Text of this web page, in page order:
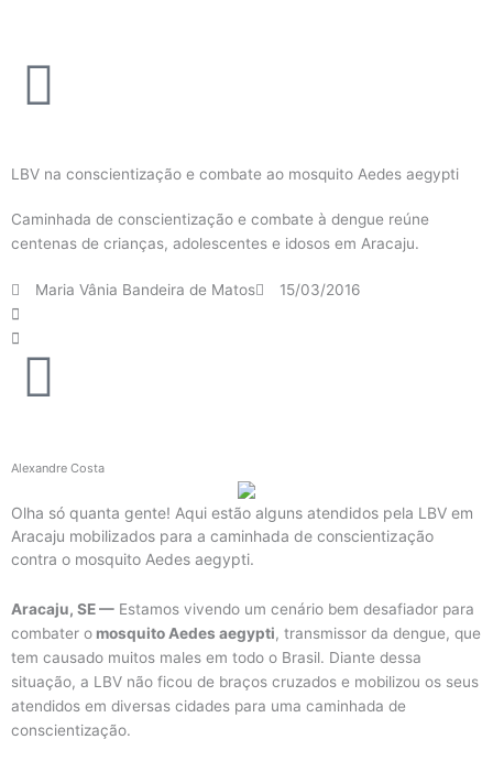
LBV na conscientização e combate ao mosquito Aedes aegypti
Caminhada de conscientização e combate à dengue reúne
centenas de crianças, adolescentes e idosos em Aracaju.
Maria Vânia Bandeira de Matos 15/03/2016
Alexandre Costa
Olha só quanta gente! Aqui estão alguns atendidos pela LBV em
Aracaju mobilizados para a caminhada de conscientização
contra o mosquito Aedes aegypti.
Aracaju, SE — Estamos vivendo um cenário bem desafiador para
combater o mosquito Aedes aegypti, transmissor da dengue, que
tem causado muitos males em todo o Brasil. Diante dessa
situação, a LBV não ficou de braços cruzados e mobilizou os seus
atendidos em diversas cidades para uma caminhada de
conscientização.